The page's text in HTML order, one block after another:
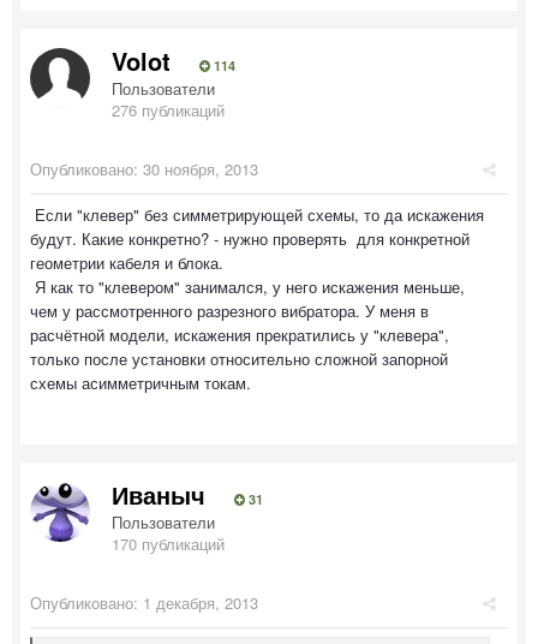
Volot 114
Пользователи
276 публикаций
Опубликовано: 30 ноября, 2013
Если "клевер" без симметрирующей схемы, то да искажения
будут. Какие конкретно? - нужно проверять для конкретной
геометрии кабеля и блока.
Я как то "клевером" занимался, у него искажения меньше,
чем у рассмотренного разрезного вибратора. У меня в
расчётной модели, искажения прекратились у "клевера",
только после установки относительно сложной запорной
схемы асимметричным токам.
Иваныч 31
Пользователи
170 публикаций
Опубликовано: 1 декабря, 2013